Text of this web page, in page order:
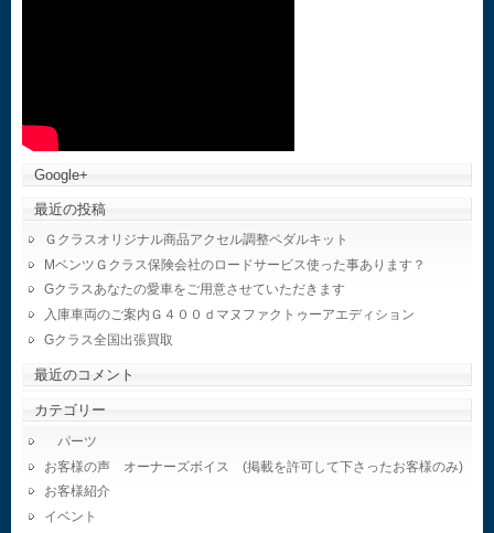
Google+
最近の投稿
Ｇクラスオリジナル商品アクセル調整ペダルキット
MベンツＧクラス保険会社のロードサービス使った事あります？
Gクラスあなたの愛車をご用意させていただきます
入庫車両のご案内Ｇ４００ｄマヌファクトゥーアエディション
Gクラス全国出張買取
最近のコメント
カテゴリー
パーツ
お客様の声 オーナーズボイス (掲載を許可して下さったお客様のみ)
お客様紹介
イベント